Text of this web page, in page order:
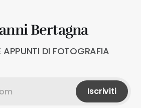
Bertagna
APPUNTI DI FOTOGRAFIA
Iscriviti